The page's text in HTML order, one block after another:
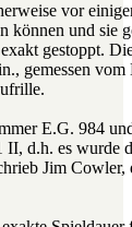
vor
können und sie
gestoppt.
gemessen
E.G. 984
d.h. es wurde
Jim Cowler,